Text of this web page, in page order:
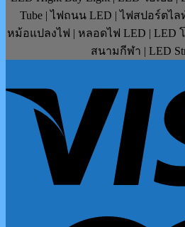
Tube | ไฟถนน LED | ไฟสปอร์ตไล
หม้อแปลงไฟ | หลอดไฟ LED | LED
สนามกีฬา | LED